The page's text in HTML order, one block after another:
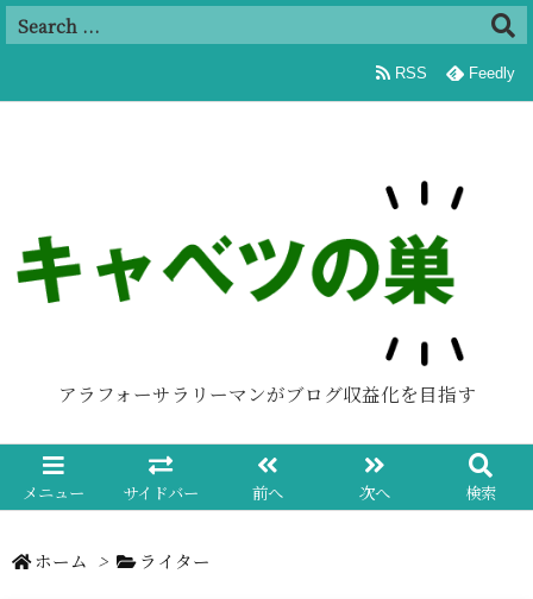
追加
アラフォーサラリーマンがブログ収益化を目指す
メニュー サイドバー 前へ 次へ 検索
RSS Feedly
ホーム > ライター